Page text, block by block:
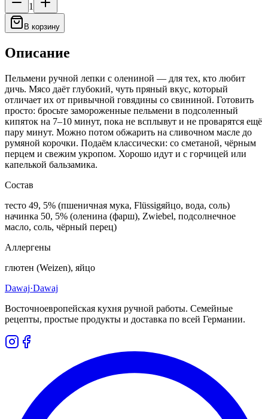
1
В корзину
Описание
Пельмени ручной лепки с олениной — для тех, кто любит
дичь. Мясо даёт глубокий, чуть пряный вкус, который
отличает их от привычной говядины со свининой. Готовить
просто: бросьте замороженные пельмени в подсоленный
кипяток на 7–10 минут, пока не всплывут и не проварятся ещё
пару минут. Можно потом обжарить на сливочном масле до
румяной корочки. Подаём классически: со сметаной, чёрным
перцем и свежим укропом. Хорошо идут и с горчицей или
капелькой бальзамика.
Состав
тесто 49, 5% (пшеничная мука, Flüssigяйцо, вода, соль)
начинка 50, 5% (оленина (фарш), Zwiebel, подсолнечное
масло, соль, чёрный перец)
Аллергены
глютен (Weizen), яйцо
Dawaj·Dawaj
Восточноевропейская кухня ручной работы. Семейные
рецепты, простые продукты и доставка по всей Германии.